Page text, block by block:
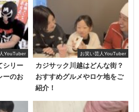
のボディを打つ！
YouTuber
シリー
ーのお
お笑い芸人YouTuber
カジサック川越はどんな街？
おすすめグルメやロケ地をご
紹介！